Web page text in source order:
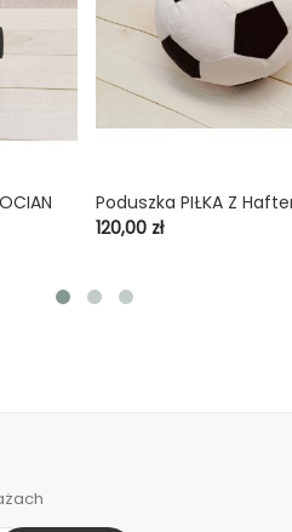
Poduszka PIŁKA Z
Cena
120,00 zł
shopping_cart 